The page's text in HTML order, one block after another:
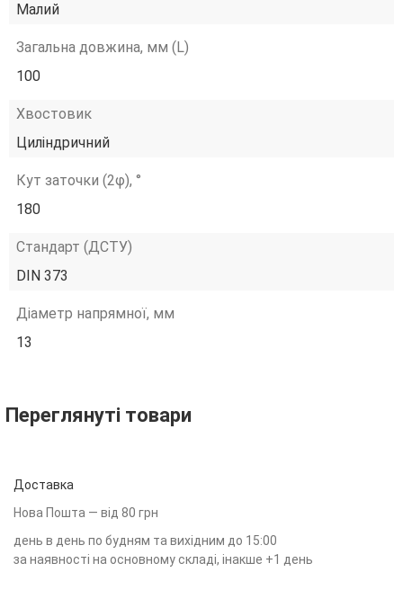
Малий
Загальна довжина, мм (L)
100
Хвостовик
Циліндричний
Кут заточки (2φ), °
180
Стандарт (ДСТУ)
DIN 373
Діаметр напрямної, мм
13
Переглянуті товари
Доставка
Нова Пошта — від 80 грн
день в день по будням та вихідним до 15:00
за наявності на основному складі, інакше +1 день